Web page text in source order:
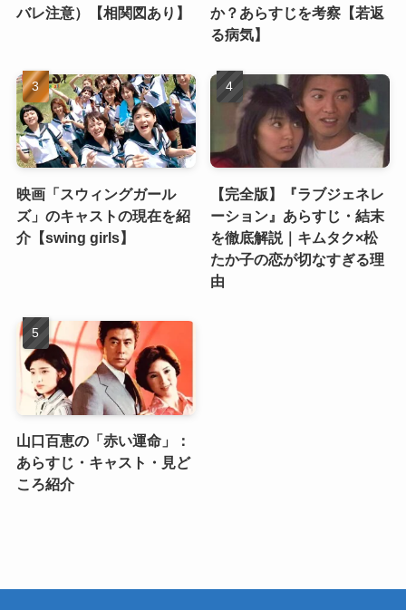
バレ注意）【相関図あり】
か？あらすじを考察【若返
る病気】
映画「スウィングガール
ズ」のキャストの現在を紹
介【swing girls】
【完全版】『ラブジェネレ
ーション』あらすじ・結末
を徹底解説｜キムタク×松
たか子の恋が切なすぎる理
由
山口百恵の「赤い運命」：
あらすじ・キャスト・見ど
ころ紹介